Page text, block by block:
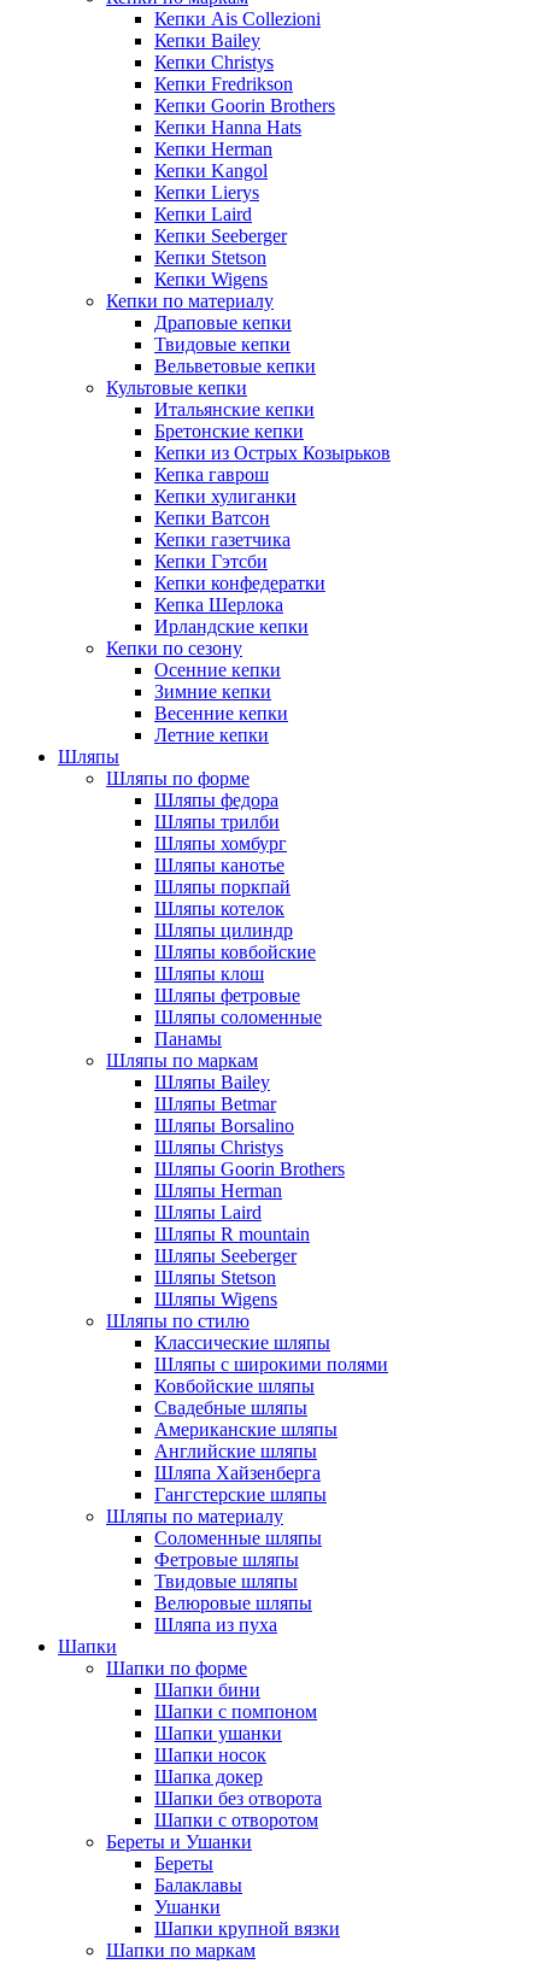
Кепки Ais Collezioni
Кепки Bailey
Кепки Christys
Кепки Fredrikson
Кепки Goorin Brothers
Кепки Hanna Hats
Кепки Herman
Кепки Kangol
Кепки Lierys
Кепки Laird
Кепки Seeberger
Кепки Stetson
Кепки Wigens
Кепки по материалу
Драповые кепки
Твидовые кепки
Вельветовые кепки
Культовые кепки
Итальянские кепки
Бретонские кепки
Кепки из Острых Козырьков
Кепка гаврош
Кепки хулиганки
Кепки Ватсон
Кепки газетчика
Кепки Гэтсби
Кепки конфедератки
Кепка Шерлока
Ирландские кепки
Кепки по сезону
Осенние кепки
Зимние кепки
Весенние кепки
Летние кепки
Шляпы
Шляпы по форме
Шляпы федора
Шляпы трилби
Шляпы хомбург
Шляпы канотье
Шляпы поркпай
Шляпы котелок
Шляпы цилиндр
Шляпы ковбойские
Шляпы клош
Шляпы фетровые
Шляпы соломенные
Панамы
Шляпы по маркам
Шляпы Bailey
Шляпы Betmar
Шляпы Borsalino
Шляпы Christys
Шляпы Goorin Brothers
Шляпы Herman
Шляпы Laird
Шляпы R mountain
Шляпы Seeberger
Шляпы Stetson
Шляпы Wigens
Шляпы по стилю
Классические шляпы
Шляпы с широкими полями
Ковбойские шляпы
Свадебные шляпы
Американские шляпы
Английские шляпы
Шляпа Хайзенберга
Гангстерские шляпы
Шляпы по материалу
Соломенные шляпы
Фетровые шляпы
Твидовые шляпы
Велюровые шляпы
Шляпа из пуха
Шапки
Шапки по форме
Шапки бини
Шапки с помпоном
Шапки ушанки
Шапки носок
Шапка докер
Шапки без отворота
Шапки с отворотом
Береты и Ушанки
Береты
Балаклавы
Ушанки
Шапки крупной вязки
Шапки по маркам